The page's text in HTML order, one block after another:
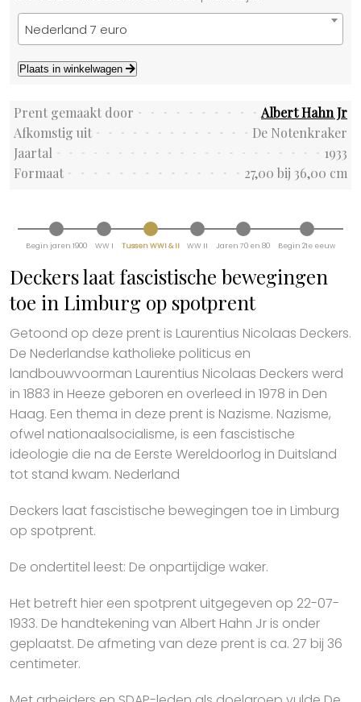
Nederland 7 euro
Plaats in winkelwagen
Prent gemaakt door
Albert Hahn Jr
Afkomstig uit
De Notenkraker
Jaartal
1933
Formaat
27,00 bij 36,00 cm
Begin jaren 1900 WW I Tussen WWI & II WW II Jaren 70 en 80 Begin 21e eeuw
Deckers laat fascistische bewegingen
toe in Limburg op spotprent
Getoond op deze prent is Laurentius Nicolaas Deckers.
De Nederlandse katholieke politicus en
landbouwvoorman Laurentius Nicolaas Deckers werd
in 1883 in Heeze geboren en overleed in 1978 in Den
Haag. Een thema in deze prent is Nazisme. Nazisme,
ofwel nationaalsocialisme, is een fascistische
ideologie die na de Eerste Wereldoorlog in Duitsland
tot stand kwam. Nederland
Deckers laat fascistische bewegingen toe in Limburg
op spotprent.
De ondertitel leest: De onpartijdige waker.
Het betreft hier een spotprent uitgegeven op 22-07-
1933. De handtekening van Albert Hahn Jr is onder
geplaatst. De afmeting van deze prent is ca. 27 bij 36
centimeter.